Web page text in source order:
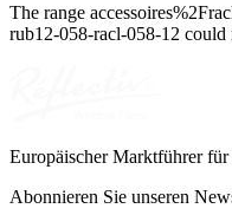
The range
rub12-058-racl-058-12 could
Europäischer Marktführer
Abonnieren Sie unseren